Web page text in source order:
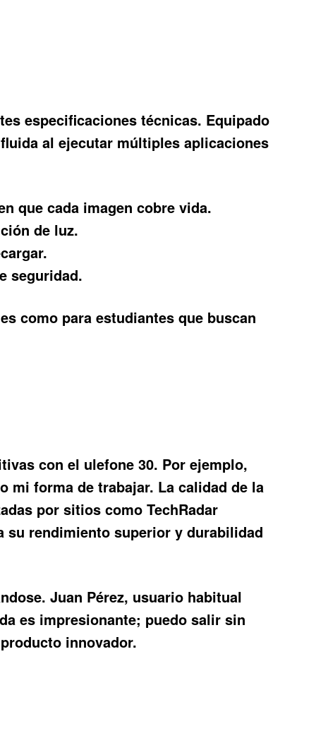
especificaciones técnicas. Equipado
al ejecutar múltiples aplicaciones
que cada imagen cobre vida.
de luz.
seguridad.
como para estudiantes que buscan
con el ulefone 30. Por ejemplo,
mi forma de trabajar. La calidad de la
por sitios como TechRadar
su rendimiento superior y durabilidad
Juan Pérez, usuario habitual
es impresionante; puedo salir sin
innovador.